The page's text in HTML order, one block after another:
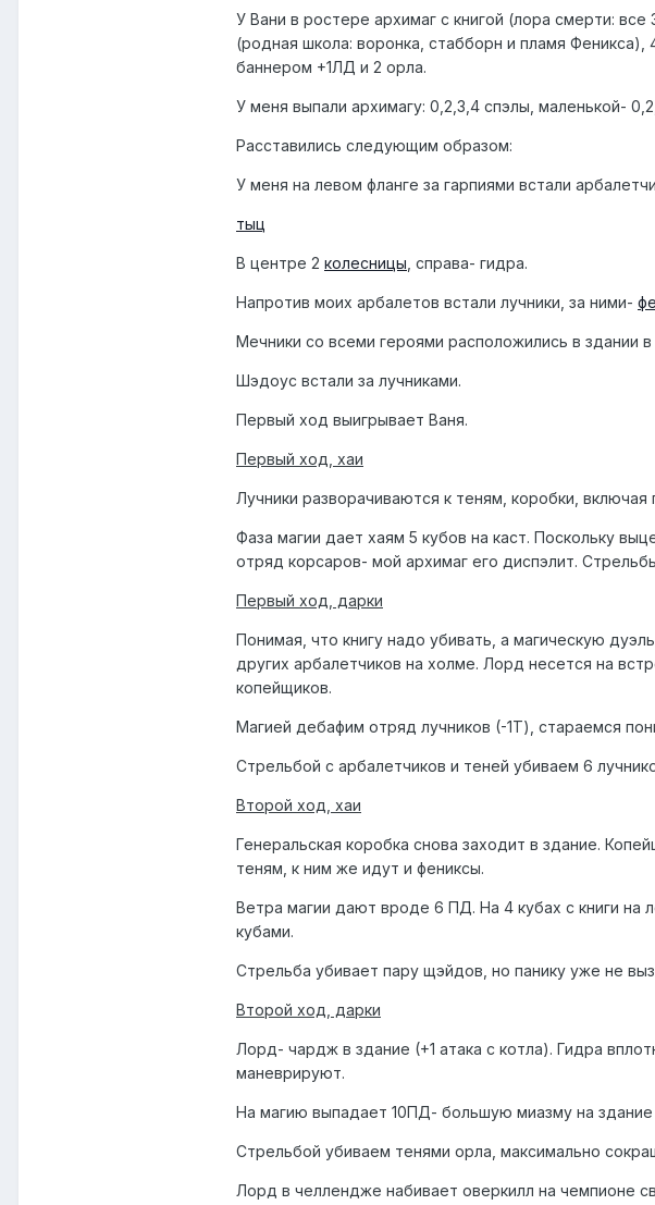
У Вани в ростере архимаг с книгой (лора смерти:
(родная школа: воронка, стабборн и пламя Феникса),
баннером +1ЛД и 2 орла.
У меня выпали архимагу: 0,2,3,4 спэлы, маленькой-
Расставились следующим образом:
У меня на левом фланге за гарпиями встали
тыц
В центре 2 колесницы , справа- гидра.
Напротив моих арбалетов встали лучники, за ними-
Мечники со всеми героями расположились в здании
Шэдоус встали за лучниками.
Первый ход выигрывает Ваня.
Первый ход, хаи
Лучники разворачиваются к теням, коробки,
Фаза магии дает хаям 5 кубов на каст. Поскольку
отряд корсаров- мой архимаг его диспэлит.
Первый ход, дарки
Понимая, что книгу надо убивать, а магическую
других арбалетчиков на холме. Лорд несется на
копейщиков.
Магией дебафим отряд лучников (-1Т), стараемся
Стрельбой с арбалетчиков и теней убиваем 6
Второй ход, хаи
Генеральская коробка снова заходит в здание.
теням, к ним же идут и фениксы.
Ветра магии дают вроде 6 ПД. На 4 кубах с книги на
кубами.
Стрельба убивает пару щэйдов, но панику уже не
Второй ход, дарки
Лорд- чардж в здание (+1 атака с котла). Гидра
маневрируют.
На магию выпадает 10ПД- большую миазму на здание
Стрельбой убиваем тенями орла, максимально
Лорд в челлендже набивает оверкилл на чемпионе